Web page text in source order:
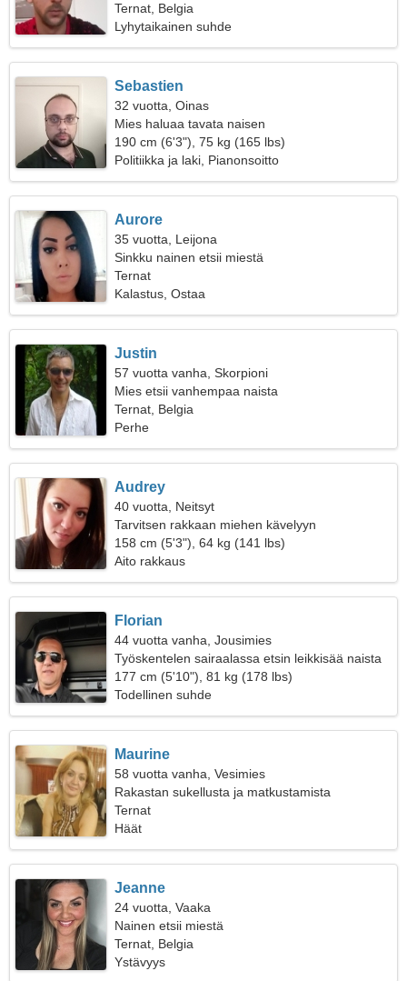
Ternat, Belgia
Lyhytaikainen suhde
Sebastien
32 vuotta, Oinas
Mies haluaa tavata naisen
190 cm (6'3"), 75 kg (165 lbs)
Politiikka ja laki, Pianonsoitto
Aurore
35 vuotta, Leijona
Sinkku nainen etsii miestä
Ternat
Kalastus, Ostaa
Justin
57 vuotta vanha, Skorpioni
Mies etsii vanhempaa naista
Ternat, Belgia
Perhe
Audrey
40 vuotta, Neitsyt
Tarvitsen rakkaan miehen kävelyyn
158 cm (5'3"), 64 kg (141 lbs)
Aito rakkaus
Florian
44 vuotta vanha, Jousimies
Työskentelen sairaalassa etsin leikkisää naista
177 cm (5'10"), 81 kg (178 lbs)
Todellinen suhde
Maurine
58 vuotta vanha, Vesimies
Rakastan sukellusta ja matkustamista
Ternat
Häät
Jeanne
24 vuotta, Vaaka
Nainen etsii miestä
Ternat, Belgia
Ystävyys